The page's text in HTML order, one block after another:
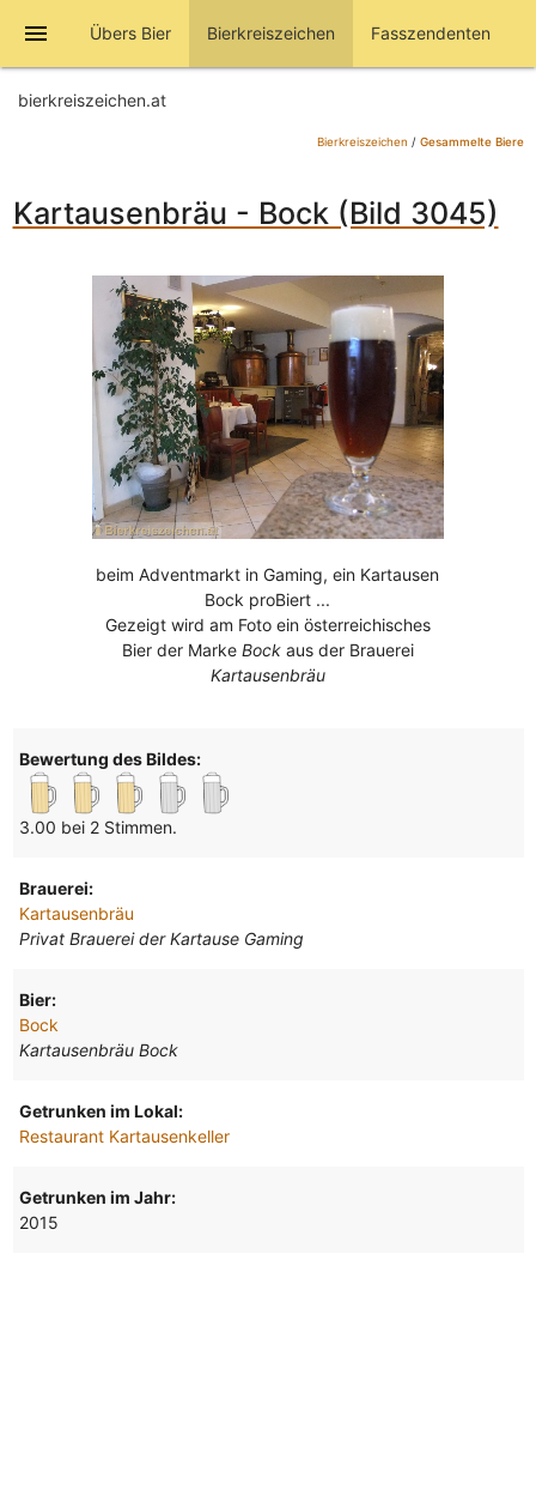
menu Übers Bier Bierkreiszeichen Fasszendenten
bierkreiszeichen.at
Bierkreiszeichen / Gesammelte Biere
Kartausenbräu - Bock (Bild 3045)
beim Adventmarkt in Gaming, ein Kartausen
Bock proBiert ...
Gezeigt wird am Foto ein österreichisches
Bier der Marke Bockaus der Brauerei
Kartausenbräu
Bewertung des Bildes:
3.00 bei 2 Stimmen.
Brauerei:
Kartausenbräu
Privat Brauerei der Kartause Gaming
Bier:
Bock
Kartausenbräu Bock
Getrunken im Lokal:
Restaurant Kartausenkeller
Getrunken im Jahr:
2015